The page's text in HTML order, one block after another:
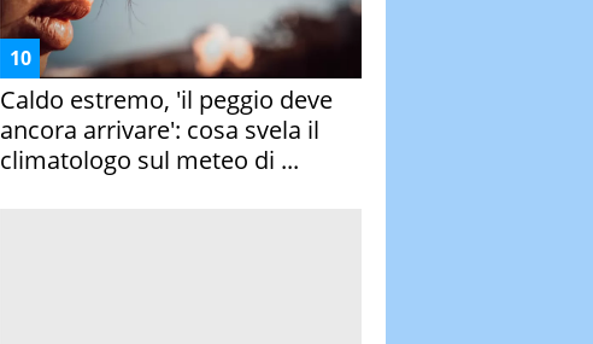
Caldo estremo, 'il peggio deve
ancora arrivare': cosa svela il
climatologo sul meteo di ...